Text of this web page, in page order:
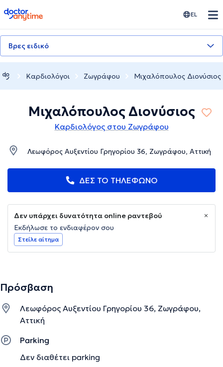
doctoranytime EL
Βρες ειδικό
Καρδιολόγοι Ζωγράφου Μιχαλόπουλος Διονύσιος
Μιχαλόπουλος Διονύσιος
Καρδιολόγος στου Ζωγράφου
Λεωφόρος Αυξεντίου Γρηγορίου 36, Ζωγράφου, Αττική
ΔΕΣ ΤΟ ΤΗΛΕΦΩΝΟ
Δεν υπάρχει δυνατότητα online ραντεβού
Εκδήλωσε το ενδιαφέρον σου
Στείλε αίτημα
Πρόσβαση
Λεωφόρος Αυξεντίου Γρηγορίου 36, Ζωγράφου,
Αττική
Parking
Δεν διαθέτει parking